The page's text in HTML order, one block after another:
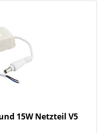
15W Netzteil V5